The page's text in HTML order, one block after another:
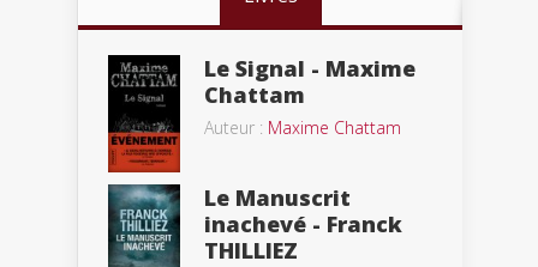
Le Signal - Maxime
Chattam
Auteur : Maxime Chattam
Le Manuscrit
inachevé - Franck
THILLIEZ